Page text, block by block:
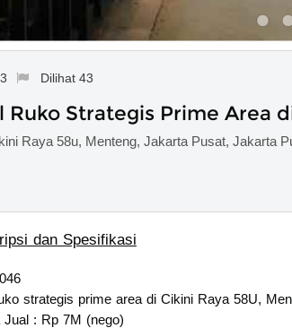
Dilihat 43
Ruko Strategis Prime Area
Raya 58u, Menteng, Jakarta Pusat, Jakarta
dan Spesifikasi
strategis prime area di Cikini Raya 58U,
Jual : Rp 7M (nego)